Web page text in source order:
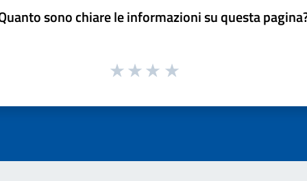
sono chiare le informazioni su questa